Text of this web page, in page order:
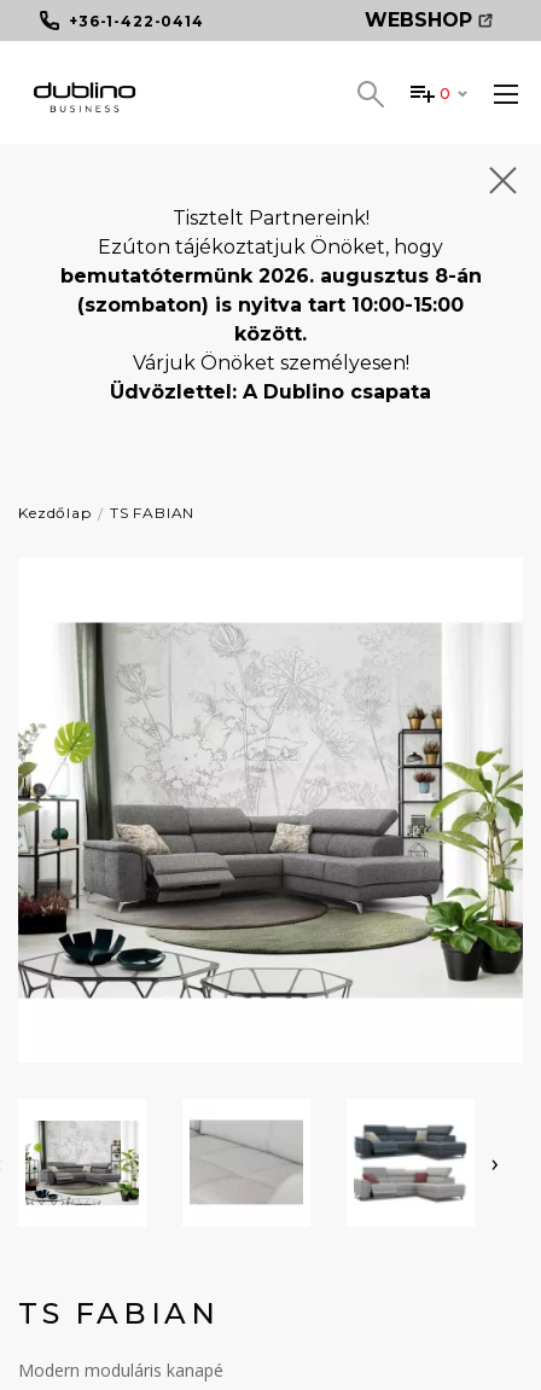
+36-1-422-0414 WEBSHOP
0
Tisztelt Partnereink!
Ezúton tájékoztatjuk Önöket, hogy
bemutatótermünk 2026. augusztus 8-án
(szombaton) is nyitva tart 10:00-15:00
között.
Várjuk Önöket személyesen!
Üdvözlettel: A Dublino csapata
Kezdőlap TS FABIAN
›
TS FABIAN
Modern moduláris kanapé